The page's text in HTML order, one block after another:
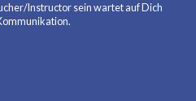
Instructor sein wartet auf Dich